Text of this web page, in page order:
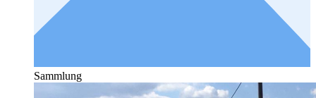
Sammlung